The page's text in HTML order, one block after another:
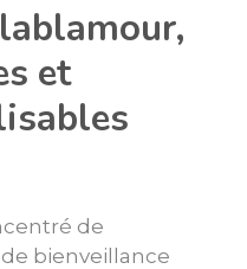
et
de
bienveillance